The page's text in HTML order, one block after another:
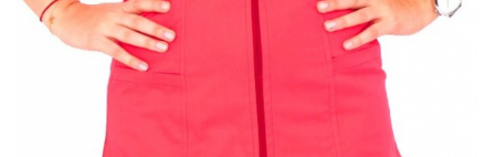
Bluze medicale uni
Halate medicale
Halate Bianca
Bluze Maria
Halate medicale femei